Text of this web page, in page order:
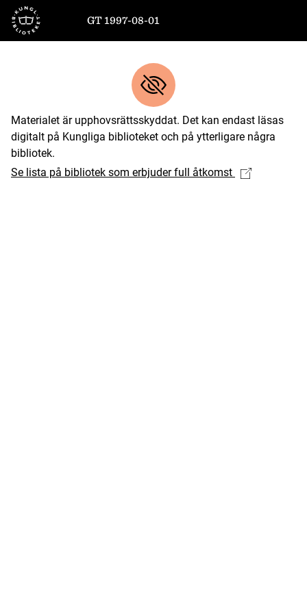
Till startsidan
GT 1997-08-01
Materialet är upphovsrättsskyddat. Det kan endast läsas
digitalt på Kungliga biblioteket och på ytterligare några
bibliotek.
Se lista på bibliotek som erbjuder full åtkomst